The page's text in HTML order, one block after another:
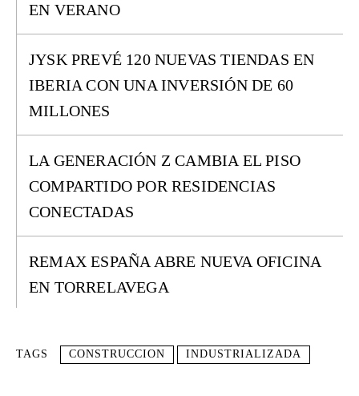
EN VERANO
JYSK PREVÉ 120 NUEVAS TIENDAS EN
IBERIA CON UNA INVERSIÓN DE 60
MILLONES
LA GENERACIÓN Z CAMBIA EL PISO
COMPARTIDO POR RESIDENCIAS
CONECTADAS
REMAX ESPAÑA ABRE NUEVA OFICINA
EN TORRELAVEGA
TAGS CONSTRUCCION INDUSTRIALIZADA